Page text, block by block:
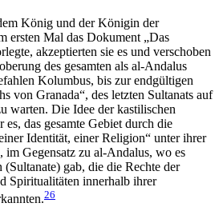
König und der Königin der
ersten Mal das Dokument „Das
akzeptierten sie es und verschoben
des gesamten als al-Andalus
Kolumbus, bis zur endgültigen
von Granada“, des letzten Sultanats auf
warten. Die Idee der kastilischen
das gesamte Gebiet durch die
Identität, einer Religion“ unter ihrer
im Gegensatz zu al-Andalus, wo es
(Sultanate) gab, die die Rechte der
Spiritualitäten innerhalb ihrer
26